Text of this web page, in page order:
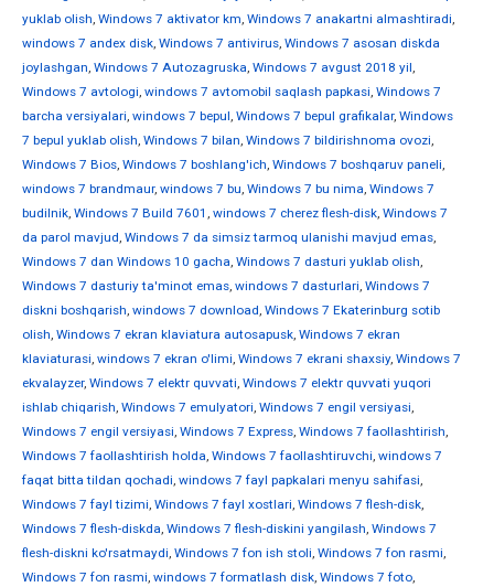
yuklab olish, Windows 7 aktivator km, Windows 7 anakartni almashtiradi,
windows 7 andex disk, Windows 7 antivirus, Windows 7 asosan diskda
joylashgan, Windows 7 Autozagruska, Windows 7 avgust 2018 yil,
Windows 7 avtologi, windows 7 avtomobil saqlash papkasi, Windows 7
barcha versiyalari, windows 7 bepul, Windows 7 bepul grafikalar, Windows
7 bepul yuklab olish, Windows 7 bilan, Windows 7 bildirishnoma ovozi,
Windows 7 Bios, Windows 7 boshlang'ich, Windows 7 boshqaruv paneli,
windows 7 brandmaur, windows 7 bu, Windows 7 bu nima, Windows 7
budilnik, Windows 7 Build 7601 , windows 7 cherez flesh-disk, Windows 7
da parol mavjud, Windows 7 da simsiz tarmoq ulanishi mavjud emas,
Windows 7 dan Windows 10 gacha, Windows 7 dasturi yuklab olish,
Windows 7 dasturiy ta'minot emas, windows 7 dasturlari, Windows 7
diskni boshqarish, windows 7 download, Windows 7 Ekaterinburg sotib
olish, Windows 7 ekran klaviatura autosapusk, Windows 7 ekran
klaviaturasi, windows 7 ekran o'limi, Windows 7 ekrani shaxsiy, Windows 7
ekvalayzer, Windows 7 elektr quvvati, Windows 7 elektr quvvati yuqori
ishlab chiqarish, Windows 7 emulyatori, Windows 7 engil versiyasi,
Windows 7 engil versiyasi, Windows 7 Express, Windows 7 faollashtirish,
Windows 7 faollashtirish holda, Windows 7 faollashtiruvchi, windows 7
faqat bitta tildan qochadi, windows 7 fayl papkalari menyu sahifasi,
Windows 7 fayl tizimi, Windows 7 fayl xostlari, Windows 7 flesh-disk,
Windows 7 flesh-diskda, Windows 7 flesh-diskini yangilash, Windows 7
flesh-diskni ko'rsatmaydi, Windows 7 fon ish stoli, Windows 7 fon rasmi,
Windows 7 fon rasmi, windows 7 formatlash disk, Windows 7 foto,